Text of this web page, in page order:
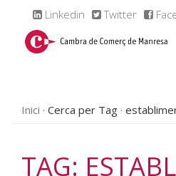
Linkedin Twitter
Inici Cerca per Tag
TAG: